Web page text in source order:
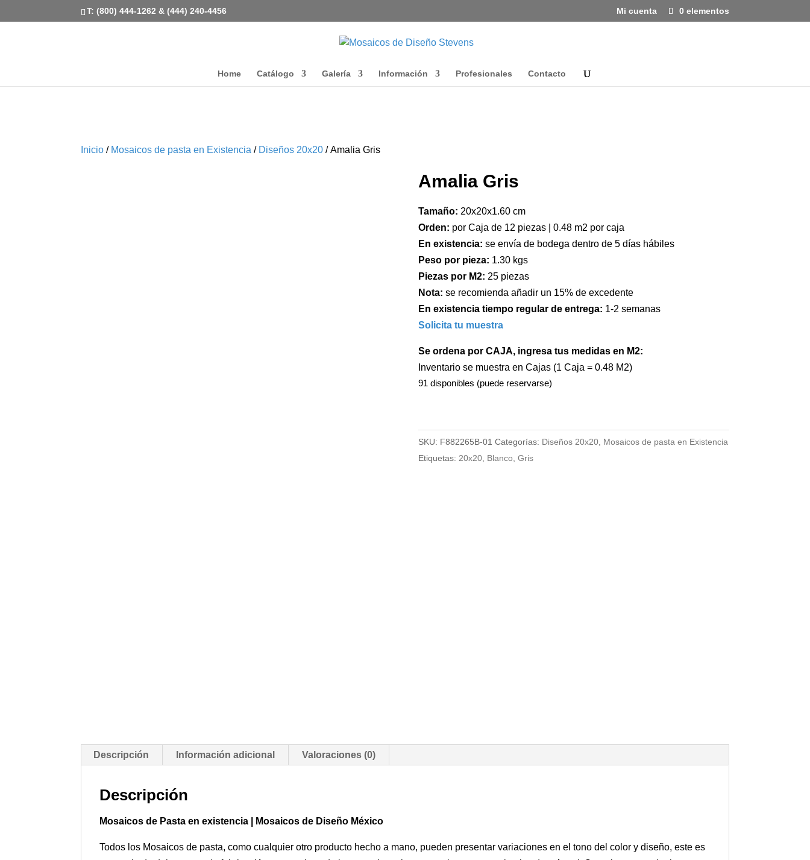
T: (800) 444-1262 & (444) 240-4456 Mi cuenta 0 elementos
Home Catálogo Galería Información Profesionales Contacto
Inicio / Mosaicos de pasta en Existencia / Diseños 20x20 / Amalia Gris
Amalia Gris
Tamaño: 20x20x1.60 cm
Orden: por Caja de 12 piezas | 0.48 m2 por caja
En existencia: se envía de bodega dentro de 5 días hábiles
Peso por pieza: 1.30 kgs
Piezas por M2: 25 piezas
Nota: se recomienda añadir un 15% de excedente
En existencia tiempo regular de entrega: 1-2 semanas
Solicita tu muestra
Se ordena por CAJA, ingresa tus medidas en M2:
Inventario se muestra en Cajas (1 Caja = 0.48 M2)
91 disponibles (puede reservarse)
SKU: F882265B-01 Categorías: Diseños 20x20, Mosaicos de pasta en Existencia
Etiquetas: 20x20, Blanco Gris
Descripción Información adicional Valoraciones (0)
Descripción
Mosaicos de Pasta en existencia | Mosaicos de Diseño México
Todos los Mosaicos de pasta, como cualquier otro producto hecho a mano, pueden presentar variaciones en el tono del color y diseño, este es